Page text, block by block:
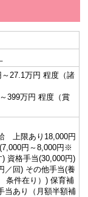
～27.1万円 程度（諸
399万円 程度（賞
上限あり18,000円
円～8,000円※
資格手当(30,000円)
／回) その他手当(養
条件在り）) 保育補
当あり（月額半額補